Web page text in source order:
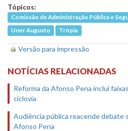
Tópicos:
Comissão de Administração Pública e
Uner Augusto
Trópia
Versão para impressão
NOTÍCIAS RELACIONADAS
Reforma da Afonso Pena inclui
ciclovia
Audiência pública reacende debate
Afonso Pena